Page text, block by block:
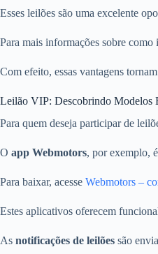
Esses leilões são uma excelente
Para mais informações sobre
Com efeito, essas vantagens
Leilão VIP: Descobrindo Modelos
Para quem deseja participar de
O app Webmotors, por exemplo,
Para baixar, acesse Webmotors –
Estes aplicativos oferecem
As notificações de leilões são